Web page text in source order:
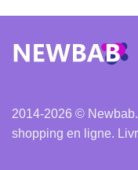
2014-2026 ©
shopping en ligne.